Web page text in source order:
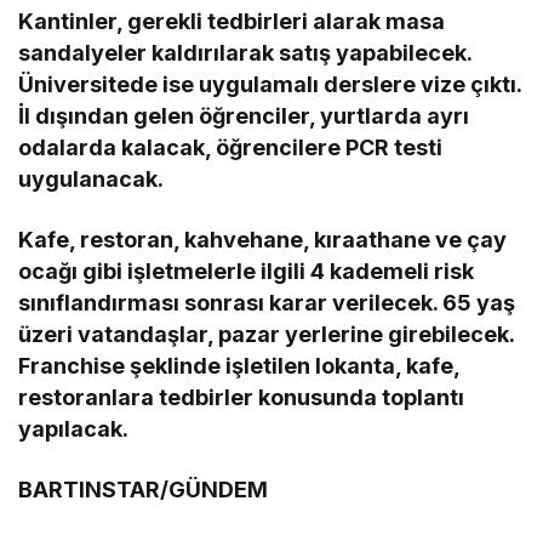
Kantinler, gerekli tedbirleri alarak masa
sandalyeler kaldırılarak satış yapabilecek.
Üniversitede ise uygulamalı derslere vize çıktı.
İl dışından gelen öğrenciler, yurtlarda ayrı
odalarda kalacak, öğrencilere PCR testi
uygulanacak.
Kafe, restoran, kahvehane, kıraathane ve çay
ocağı gibi işletmelerle ilgili 4 kademeli risk
sınıflandırması sonrası karar verilecek. 65 yaş
üzeri vatandaşlar, pazar yerlerine girebilecek.
Franchise şeklinde işletilen lokanta, kafe,
restoranlara tedbirler konusunda toplantı
yapılacak.
BARTINSTAR/GÜNDEM